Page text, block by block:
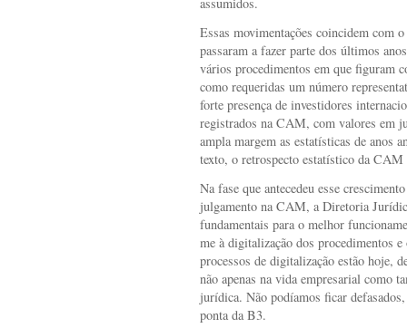
Essas movimentações coincidem com
passaram a fazer parte dos últimos
vários procedimentos em que figuram
como requeridas um número
forte presença de investidores
registrados na CAM, com valores em
ampla margem as estatísticas de anos
texto, o retrospecto estatístico da CAM
Na fase que antecedeu esse
julgamento na CAM, a Diretoria
fundamentais para o melhor
me à digitalização dos procedimentos
processos de digitalização estão hoje,
não apenas na vida empresarial como
jurídica. Não podíamos ficar
ponta da B3.